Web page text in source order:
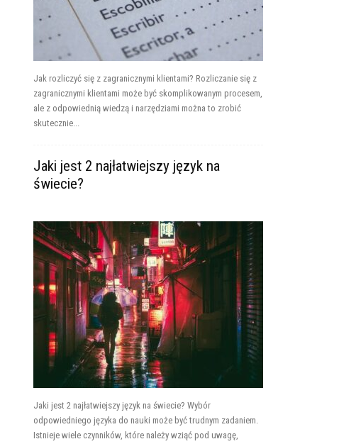
Jak rozliczyć się z zagranicznymi klientami? Rozliczanie się z
zagranicznymi klientami może być skomplikowanym procesem,
ale z odpowiednią wiedzą i narzędziami można to zrobić
skutecznie...
Jaki jest 2 najłatwiejszy język na
świecie?
Jaki jest 2 najłatwiejszy język na świecie? Wybór
odpowiedniego języka do nauki może być trudnym zadaniem.
Istnieje wiele czynników, które należy wziąć pod uwagę,